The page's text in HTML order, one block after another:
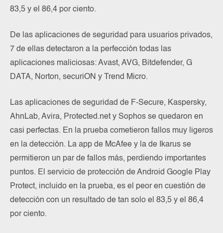
83,5 y el 86,4 por ciento.
De las aplicaciones de seguridad para usuarios privados,
7 de ellas detectaron a la perfección todas las
aplicaciones maliciosas: Avast, AVG, Bitdefender, G
DATA, Norton, securiON y Trend Micro.
Las aplicaciones de seguridad de F-Secure, Kaspersky,
AhnLab, Avira, Protected.net y Sophos se quedaron en
casi perfectas. En la prueba cometieron fallos muy ligeros
en la detección. La app de McAfee y la de Ikarus se
permitieron un par de fallos más, perdiendo importantes
puntos. El servicio de protección de Android Google Play
Protect, incluido en la prueba, es el peor en cuestión de
detección con un resultado de tan solo el 83,5 y el 86,4
por ciento.